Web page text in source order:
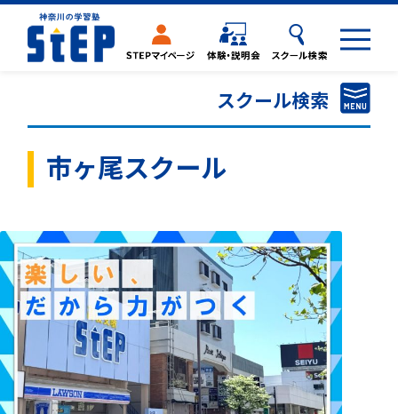
スクール検索
高校受験ステップ
県立中高一貫校対策コース
大学受験ステップ
K-STEP
閉じる
市ヶ尾スクール